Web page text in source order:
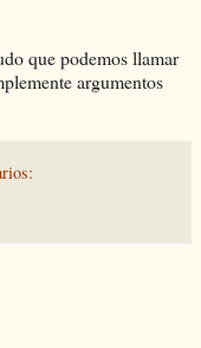
que podemos llamar
argumentos